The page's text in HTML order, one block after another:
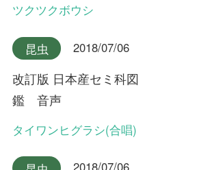
昆虫 2018/07/06
改訂版 日本産セミ科図
鑑 音声
オキナワヒメハルゼミ(合唱)
昆虫